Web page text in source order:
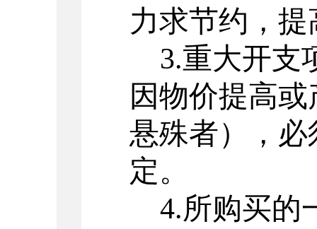
力求节约，
3.重大开支
因物价提高
悬殊者），
定。
4.所购买的